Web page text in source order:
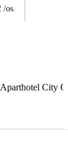
/os.
Aparthotel City